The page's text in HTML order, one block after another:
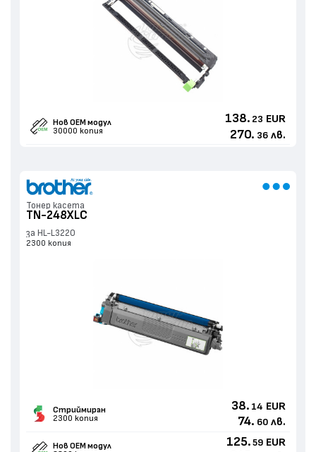
Нов ОЕМ модул
30000 копия
138. 23 EUR
270. 36 лв.
Тонер касета
TN-248XLC
за HL-L3220
2300 копия
Стриймиран
2300 копия
38. 14 EUR
74. 60 лв.
Нов ОЕМ модул
125. 59 EUR